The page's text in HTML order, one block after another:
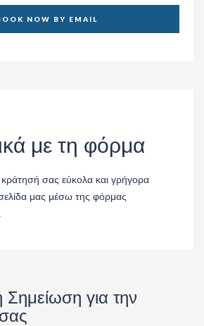
με τη φόρμα
κράτησή σας εύκολα και γρήγορα
μας μέσω της φόρμας
Σημείωση για την